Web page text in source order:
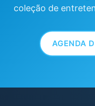
coleção de
AGENDA